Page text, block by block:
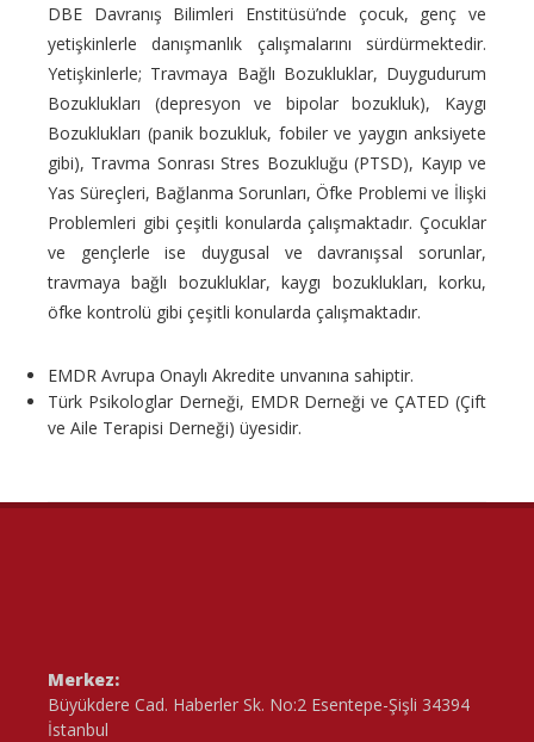
DBE Davranış Bilimleri Enstitüsü’nde çocuk, genç ve
yetişkinlerle danışmanlık çalışmalarını sürdürmektedir.
Yetişkinlerle; Travmaya Bağlı Bozukluklar, Duygudurum
Bozuklukları (depresyon ve bipolar bozukluk), Kaygı
Bozuklukları (panik bozukluk, fobiler ve yaygın anksiyete
gibi), Travma Sonrası Stres Bozukluğu (PTSD), Kayıp ve
Yas Süreçleri, Bağlanma Sorunları, Öfke Problemi ve İlişki
Problemleri gibi çeşitli konularda çalışmaktadır. Çocuklar
ve gençlerle ise duygusal ve davranışsal sorunlar,
travmaya bağlı bozukluklar, kaygı bozuklukları, korku,
öfke kontrolü gibi çeşitli konularda çalışmaktadır.
EMDR Avrupa Onaylı Akredite unvanına sahiptir.
Türk Psikologlar Derneği, EMDR Derneği ve ÇATED (Çift
ve Aile Terapisi Derneği) üyesidir.
Merkez:
Büyükdere Cad. Haberler Sk. No:2 Esentepe-Şişli 34394
İstanbul